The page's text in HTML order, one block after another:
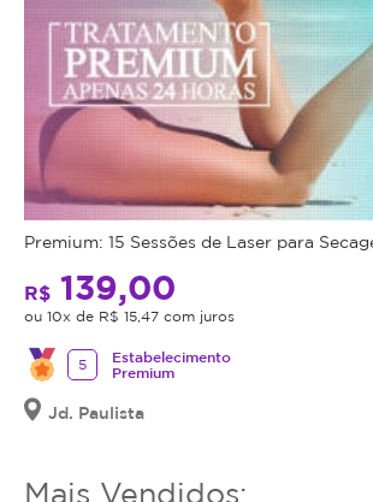
Premium: 15 Sessões de Laser para
R$ 139,00
ou 10x de R$ 15,47 com juros
5
Estabelecimento
Premium
Jd. Paulista
Mais Vendidos: